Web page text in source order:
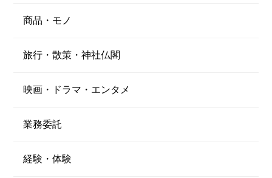
商品・モノ
旅行・散策・神社仏閣
映画・ドラマ・エンタメ
業務委託
経験・体験